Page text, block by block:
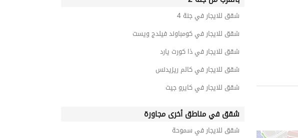
شقق للايجار في جنة 4
شقق للايجار في كومباوند فيلدج ويست
شقق للايجار في ذا كورت يارد
شقق للايجار في كالم ريزيدنس
شقق للايجار في كايرو جيت
شقق في مناطق أخرى مجاورة
شقق للايجار في سموحة